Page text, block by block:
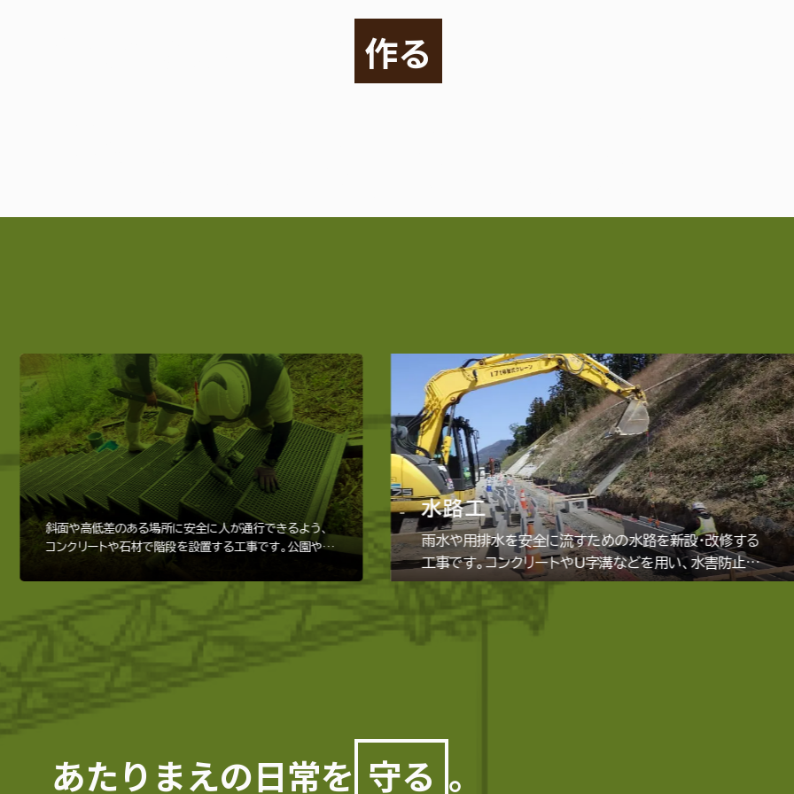
作る
斜面や高低差のある場所に安全に人が通行できるよう、
コンクリートや石材で階段を設置する工事です。公園や山
水路工
雨水や用排水を安全に流すための水路を新設・改修する
工事です。コンクリートやU字溝などを用い、水害防止や
農業用水の確保に貢献します。
あたりまえの日常を 守る 。